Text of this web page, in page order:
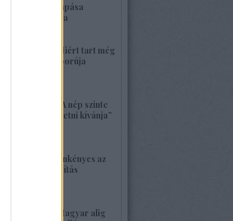
válaszcsapása
célpontokra
24. 13:48
BEKIÁLTÁS: Miért tart még
a Nyugat háborúja
23. 17:35
BEKIÁLTÁS: „A nép szinte
követ, aki vezetni kívánja”
22. 18:18
BEKIÁLTÁS: Önkényes az
módosítás
BEKIÁLTÁS: Magyar alig